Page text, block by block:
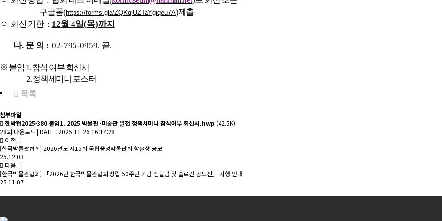
구글폼(https://forms.gle/ZQKqiUZTaYgjqeu7A)제출
ㅇ 회신기한 : 12월 4일(목)까지
나. 문 의 : 02-795-0959. 끝.
※ 붙임 1.참석 여부 회신서
2.정책세미나 포스터
목록
첨부파일
한박협2025-380 붙임1. 2025 박물관 ·미술관 발전 정책세미나 참석여부 회신서.hwp (42.5K)
28회 다운로드 | DATE : 2025-11-26 16:14:28
이전글
[한국박물관협회] 2026년도 제15회 국립중앙박물관회 학술상 공모
25.12.03
다음글
[한국박물관협회] 「2026년 한국박물관협회 창립 50주년 기념 엠블럼 및 슬로건 공모전」 시행 안내
25.11.07